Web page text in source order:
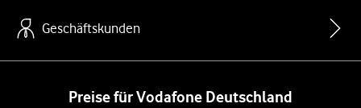
Geschäftskunden
Preise für Vodafone Deutschland